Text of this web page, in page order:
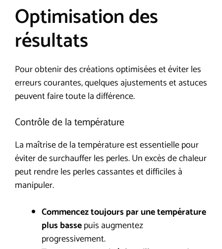
Optimisation des
résultats
Pour obtenir des créations optimisées et éviter les
erreurs courantes, quelques ajustements et astuces
peuvent faire toute la différence.
Contrôle de la température
La maîtrise de la température est essentielle pour
éviter de surchauffer les perles. Un excès de chaleur
peut rendre les perles cassantes et difficiles à
manipuler.
Commencez toujours par une température
plus bassepuis augmentez
progressivement.